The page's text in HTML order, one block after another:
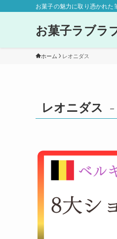
お菓子の魅力に取り憑かれた
お菓子ラブラ
ホーム レオニダス
レオニダス –